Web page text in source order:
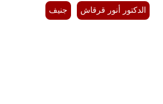
الدكتور أنور قرقاش جنيف